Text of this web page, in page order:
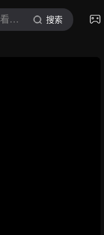
看看新闻Knews 搜索